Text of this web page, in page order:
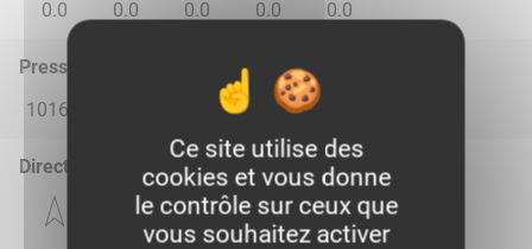
0.0 0.0 0.0 0.0 0.0
Pression atmosphérique (hPa)
1016.0
1013.0 1014.0 1016.0
Direction du vent
Ce site utilise des
cookies et vous donne
le contrôle sur ceux que
vous souhaitez activer